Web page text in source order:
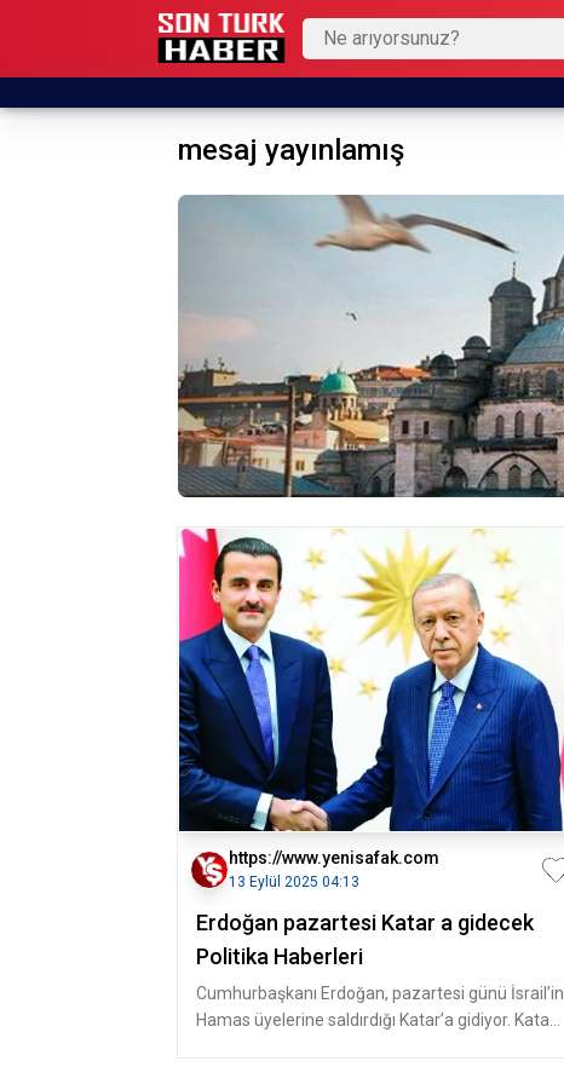
mesaj yayınlamış
https://www.yenisafak.com
13 Eylül 2025 04:13
Erdoğan pazartesi Katar a gidecek
Politika Haberleri
Cumhurbaşkanı Erdoğan, pazartesi günü İsrail’in
Hamas üyelerine saldırdığı Katar’a gidiyor. Katar